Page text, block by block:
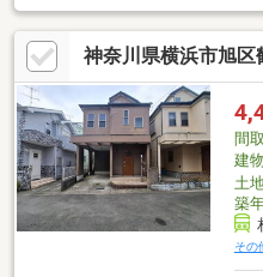
ます。【金利上昇中の「今」気
す】■ご予約方法お電話又は【
事前に鍵の手配などスケジュー
すのでお早目にご連絡をいただ
文住宅、売却物件の買取、住宅
で当社で全てご案内可能となって
神奈川県横浜市旭区
間
建
土
築
その